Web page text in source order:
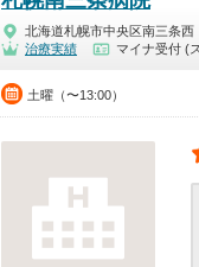
北海道札幌市中央区南三条西
治療実績
マイナ受付 (
土曜（〜13:00）